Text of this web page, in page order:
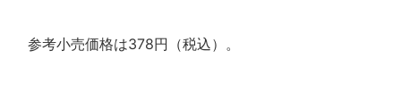
参考小売価格は378円（税込）。